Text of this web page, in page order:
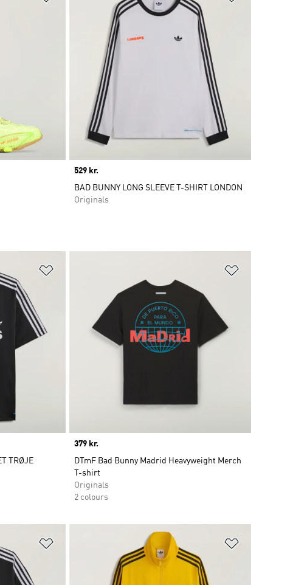
Price
529 kr.
BAD BUNNY LONG SLEEVE T-SHIRT LONDON
Originals
TRØJE
Price
379 kr.
DTmF Bad Bunny Madrid Heavyweight Merch
T-shirt
Originals
2 colours